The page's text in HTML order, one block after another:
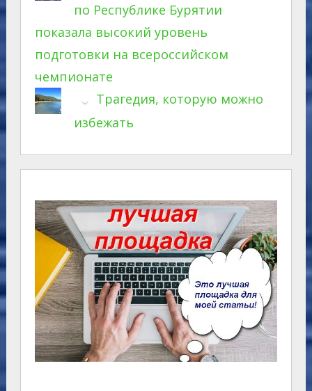
по Республике Бурятии
показала высокий уровень
подготовки на всероссийском
чемпионате
Трагедия, которую можно
избежать